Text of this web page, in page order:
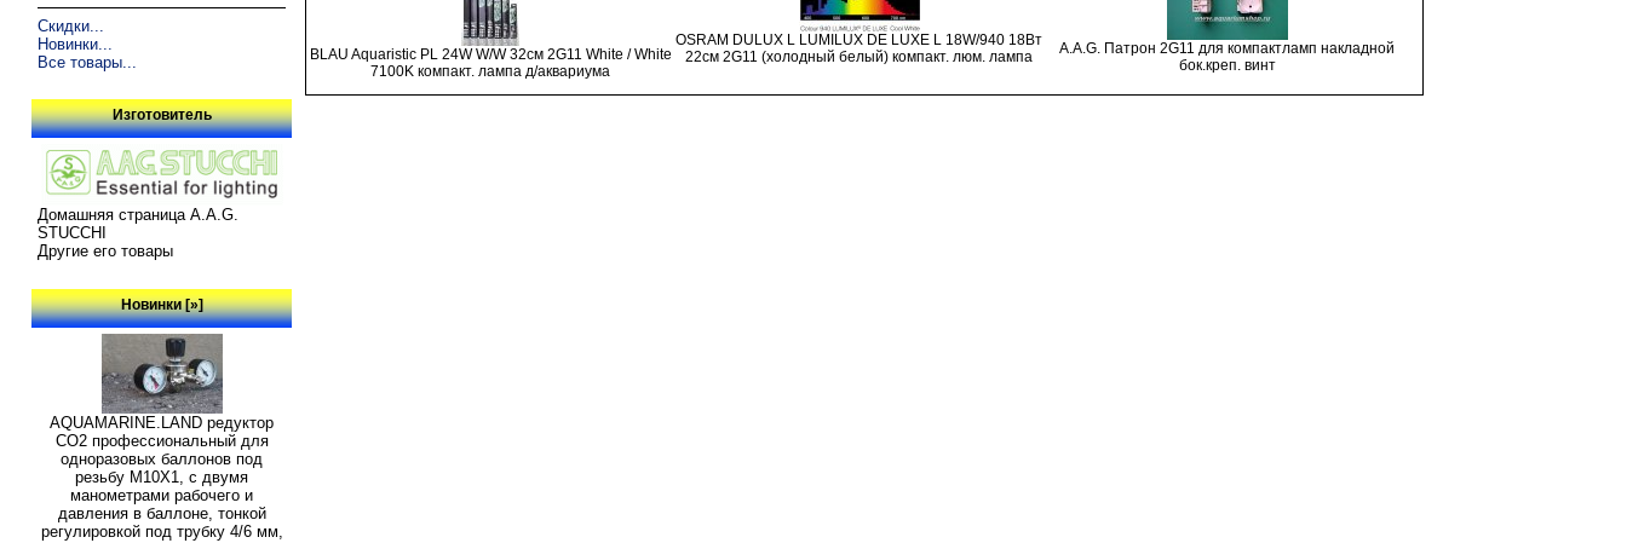
Скидки...
Новинки...
Все товары...
Изготовитель
Домашняя страница A.A.G.
STUCCHI
Другие его товары
Новинки [»]
AQUAMARINE.LAND редуктор
СО2 профессиональный для
одноразовых баллонов под
резьбу M10X1, с двумя
манометрами рабочего и
давления в баллоне, тонкой
регулировкой под трубку 4/6 мм,
BLAU Aquaristic PL 24W W/W 32см 2G11 White / White
7100K компакт. лампа д/аквариума
OSRAM DULUX L LUMILUX DE LUXE L 18W/940 18Вт
22см 2G11 (холодный белый) компакт. люм. лампа
A.A.G. Патрон 2G11 для компактламп накладной
бок.креп. винт